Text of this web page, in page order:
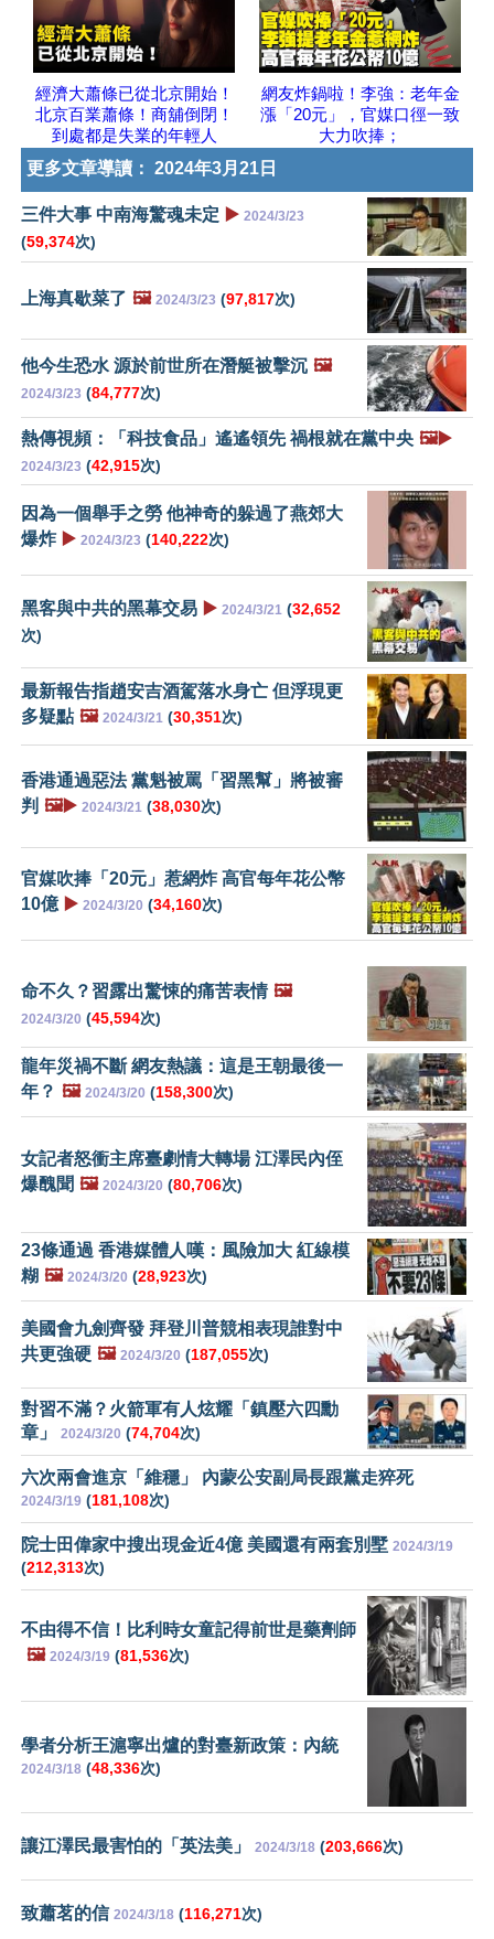
經濟大蕭條已從北京開始！
北京百業蕭條！商舖倒閉！
到處都是失業的年輕人
網友炸鍋啦！李強：老年金
漲「20元」，官媒口徑一致
大力吹捧；
更多文章導讀： 2024年3月21日
三件大事 中南海驚魂未定 ▶️ 2024/3/23
(59,374次)
上海真歇菜了 🖼️ 2024/3/23 (97,817次)
他今生恐水 源於前世所在潛艇被擊沉 🖼️
2024/3/23 (84,777次)
熱傳視頻：「科技食品」遙遙領先 禍根就在黨中央 🖼️▶️
2024/3/23 (42,915次)
因為一個舉手之勞 他神奇的躲過了燕郊大
爆炸 ▶️ 2024/3/23 (140,222次)
黑客與中共的黑幕交易 ▶️ 2024/3/21 (32,652
次)
最新報告指趙安吉酒駕落水身亡 但浮現更
多疑點 🖼️ 2024/3/21 (30,351次)
香港通過惡法 黨魁被罵「習黑幫」將被審
判 🖼️▶️ 2024/3/21 (38,030次)
官媒吹捧「20元」惹網炸 高官每年花公幣
10億 ▶️ 2024/3/20 (34,160次)
命不久？習露出驚悚的痛苦表情 🖼️
2024/3/20 (45,594次)
龍年災禍不斷 網友熱議：這是王朝最後一
年？ 🖼️ 2024/3/20 (158,300次)
女記者怒衝主席臺劇情大轉場 江澤民內侄
爆醜聞 🖼️ 2024/3/20 (80,706次)
23條通過 香港媒體人嘆：風險加大 紅線模
糊 🖼️ 2024/3/20 (28,923次)
美國會九劍齊發 拜登川普競相表現誰對中
共更強硬 🖼️ 2024/3/20 (187,055次)
對習不滿？火箭軍有人炫耀「鎮壓六四勳
章」
2024/3/20 (74,704次)
六次兩會進京「維穩」 內蒙公安副局長跟黨走猝死
2024/3/19 (181,108次)
院士田偉家中搜出現金近4億 美國還有兩套別墅 2024/3/19
(212,313次)
不由得不信！比利時女童記得前世是藥劑師
🖼️ 2024/3/19 (81,536次)
學者分析王滬寧出爐的對臺新政策：內統
2024/3/18 (48,336次)
讓江澤民最害怕的「英法美」 2024/3/18 (203,666次)
致蕭茗的信 2024/3/18 (116,271次)